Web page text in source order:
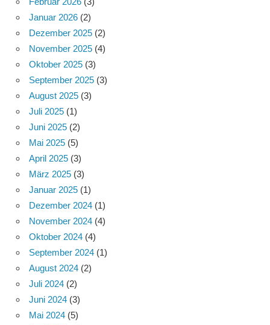
Januar 2026 (2)
Dezember 2025 (2)
November 2025 (4)
Oktober 2025 (3)
September 2025 (3)
August 2025 (3)
Juli 2025 (1)
Juni 2025 (2)
Mai 2025 (5)
April 2025 (3)
März 2025 (3)
Januar 2025 (1)
Dezember 2024 (1)
November 2024 (4)
Oktober 2024 (4)
September 2024 (1)
August 2024 (2)
Juli 2024 (2)
Juni 2024 (3)
Mai 2024 (5)